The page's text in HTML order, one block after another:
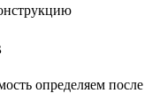
определяем после